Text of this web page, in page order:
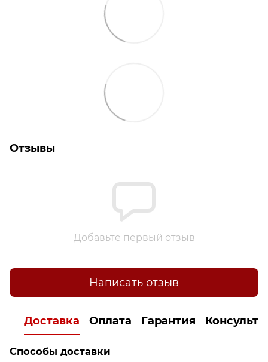
Отзывы
Добавьте первый отзыв
Написать отзыв
Доставка Оплата Гарантия
Способы доставки